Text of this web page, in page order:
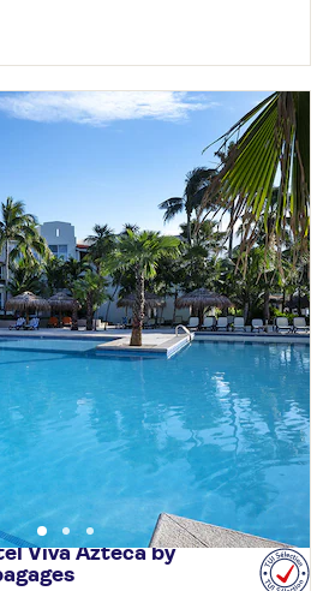
Viva Azteca by